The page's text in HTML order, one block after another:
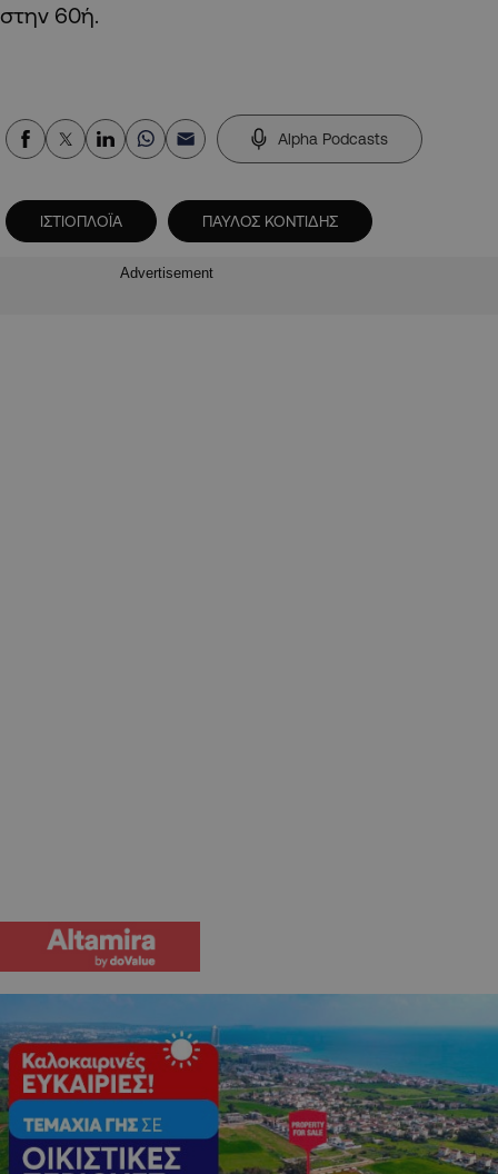
στην 60ή.
Alpha Podcasts
ΙΣΤΙΟΠΛΟΪΑ ΠΑΥΛΟΣ ΚΟΝΤΙΔΗΣ
Advertisement